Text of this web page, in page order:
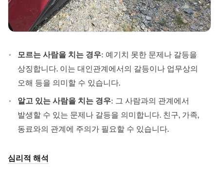
모르는 사람을 치는 경우: 예기치 못한 문제나 갈등을
상징합니다. 이는 대인관계에서의 갈등이나 업무상의
오해 등을 의미할 수 있습니다.
알고 있는 사람을 치는 경우: 그 사람과의 관계에서
발생할 수 있는 문제나 갈등을 의미합니다. 친구, 가족,
동료와의 관계에 주의가 필요할 수 있습니다.
심리적 해석